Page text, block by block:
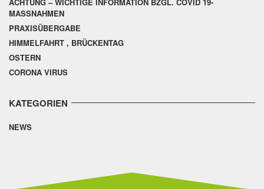
MASSNAHMEN
PRAXISÜBERGABE
HIMMELFAHRT , BRÜCKENTAG
OSTERN
CORONA VIRUS
KATEGORIEN
NEWS